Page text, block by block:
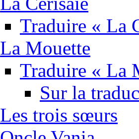
Traduire « La
La Mouette
Traduire « La
Sur la
Les trois sœurs